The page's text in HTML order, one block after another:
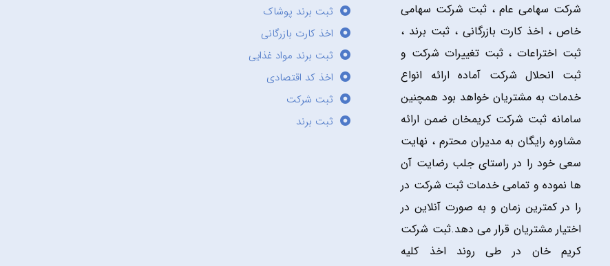
شرکت سهامی عام ، ثبت شرکت سهامی
خاص ، اخذ کارت بازرگانی ، ثبت برند ،
ثبت اختراعات ، ثبت تغییرات شرکت و
ثبت انحلال شرکت آماده ارائه انواع
خدمات به مشتریان خواهد بود همچنین
سامانه ثبت شرکت کریمخان ضمن ارائه
مشاوره رایگان به مدیران محترم ، نهایت
سعی خود را در راستای جلب رضایت آن
ها نموده و تمامی خدمات ثبت شرکت در
را در کمترین زمان و به صورت آنلاین در
اختیار مشتریان قرار می دهد.ثبت شرکت
کریم خان در طی روند اخذ کلیه
ثبت برند پوشاک
اخذ کارت بازرگانی
ثبت برند مواد غذایی
اخذ کد اقتصادی
ثبت شرکت
ثبت برند